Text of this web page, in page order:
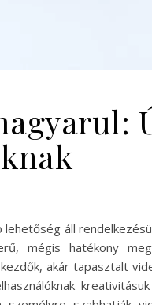
áll
mégis hatékony
akár tapasztalt
kreativitásuk